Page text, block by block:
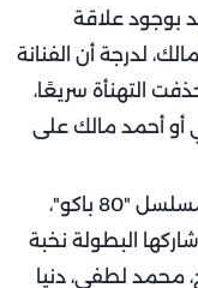
بوجود علاقة
لدرجة أن الفنانة
التهنأة سريعًا،
أو أحمد مالك على
يُذكر أن أحدث أعمال هدى المفتي كان مسلسل "80 باكو"،
في موسم رمضان 2025، وشاركها البطولة نخبة
محمد لطفي، دنيا